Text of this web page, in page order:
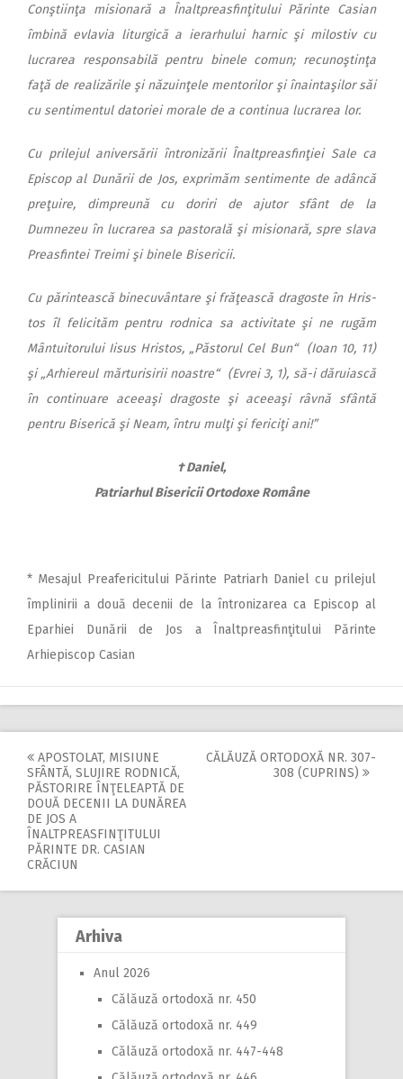
Conştiinţa misionară a Înaltpreasfinţitului Părinte Casian
îm­bină evlavia liturgică a ierar­hu­lui harnic şi milostiv cu
lucrarea responsabilă pentru bi­ne­le comun; recunoştinţa
faţă de realizările şi năzuinţele mentorilor şi înaintaşilor săi
cu sentimentul datoriei morale de a continua lucrarea lor.
Cu prilejul aniversării în­tro­ni­zării Înaltpreasfinţiei Sale ca
Episcop al Dunării de Jos, expri­măm sentimente de adâncă
pre­ţuire, dimpreună cu doriri de aju­tor sfânt de la
Dumnezeu în lucrarea sa pastorală şi misi­o­na­ră, spre slava
Preasfintei Treimi şi binele Bisericii.
Cu părintească binecuvân­ta­re şi frăţească dragoste în Hris­
tos îl felicităm pentru rodnica sa activitate şi ne rugăm
Mân­tu­i­to­ru­lui Iisus Hristos, „Păstorul Cel Bun“ (Ioan 10, 11)
şi „Arhi­e­reul mărturisirii noastre“ (Evrei 3, 1), să-i dăruiască
în continuare aceeaşi dragoste şi aceeaşi râvnă sfântă
pentru Biserică şi Neam, întru mulţi şi fericiţi ani!”
†Daniel,
Patriarhul Bisericii Ortodoxe Române
* Mesajul Preafericitului Părinte Patriarh Daniel cu prilejul
împlinirii a două decenii de la întronizarea ca Episcop al
Eparhiei Dunării de Jos a Înaltpreasfinţitului Părinte
Arhiepiscop Casian
Post
navigation
APOSTOLAT, MISIUNE
SFÂNTĂ, SLUJIRE RODNICĂ,
PĂSTORIRE ÎNŢELEAPTĂ DE
DOUĂ DECENII LA DUNĂREA
DE JOS A
ÎNALTPREASFINŢITULUI
PĂRINTE DR. CASIAN
CRĂCIUN
CĂLĂUZĂ ORTODOXĂ NR. 307-
308 (CUPRINS)
Arhiva
Anul 2026
Călăuză ortodoxă nr. 450
Călăuză ortodoxă nr. 449
Călăuză ortodoxă nr. 447-448